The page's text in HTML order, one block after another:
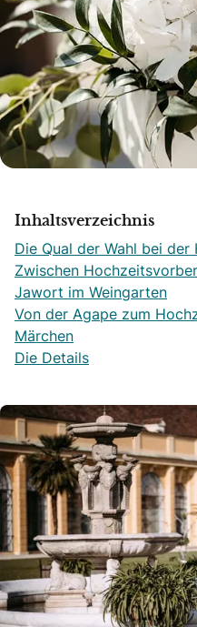
Inhaltsverzeichnis
Die Qual der Wahl bei
Zwischen
Jawort im Weingarten
Von der Agape zum
Märchen
Die Details